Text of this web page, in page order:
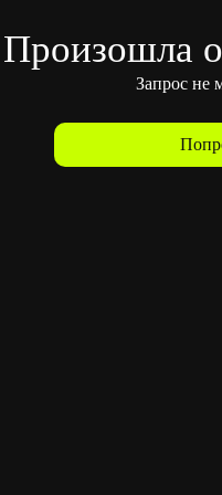
Произошла
Запрос не